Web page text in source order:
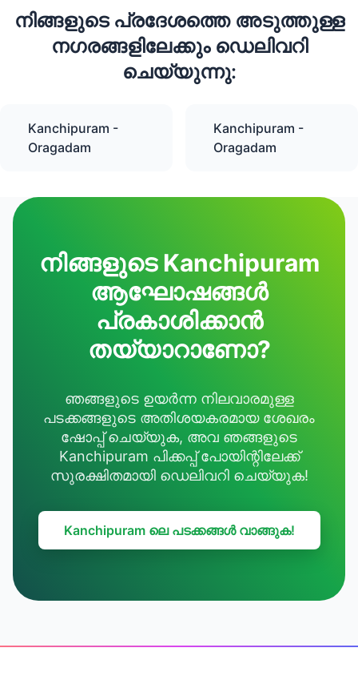
നിങ്ങളുടെ പ്രദേശത്തെ അടുത്തുള്ള
നഗരങ്ങളിലേക്കും ഡെലിവറി
ചെയ്യുന്നു:
Kanchipuram -
Oragadam
Kanchipuram -
Oragadam
നിങ്ങളുടെ Kanchipuram
ആഘോഷങ്ങൾ
പ്രകാശിക്കാൻ
തയ്യാറാണോ?
ഞങ്ങളുടെ ഉയർന്ന നിലവാരമുള്ള
പടക്കങ്ങളുടെ അതിശയകരമായ ശേഖരം
ഷോപ്പ് ചെയ്യുക, അവ ഞങ്ങളുടെ
Kanchipuram പിക്കപ്പ് പോയിന്റിലേക്ക്
സുരക്ഷിതമായി ഡെലിവറി ചെയ്യുക!
Kanchipuram ലെ പടക്കങ്ങൾ വാങ്ങുക!